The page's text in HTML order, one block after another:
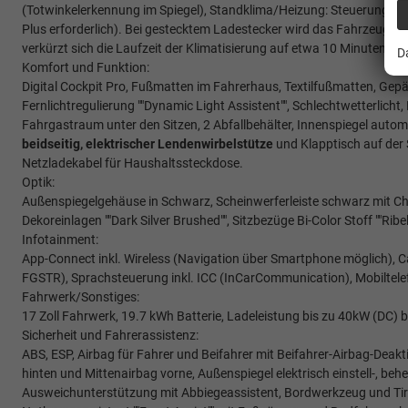
(Totwinkelerkennung im Spiegel), Standklima/Heizung: Steuerung
Plus erforderlich). Bei gestecktem Ladestecker wird das Fahrzeug
verkürzt sich die Laufzeit der Klimatisierung auf etwa 10 Minuten,
Komfort und Funktion:
Digital Cockpit Pro, Fußmatten im Fahrerhaus, Textilfußmatten,
Fernlichtregulierung ""Dynamic Light Assistent"",
Fahrgastraum unter den Sitzen, 2 Abfallbehälter, Innenspiegel
beidseitig,elektrischer Lendenwirbelstütze und Klapptisch auf der
Netzladekabel für Haushaltssteckdose.
Optik:
Außenspiegelgehäuse in Schwarz, Scheinwerferleiste schwarz mit
Dekoreinlagen ""Dark Silver Brushed"", Sitzbezüge Bi-Color Stoff
Infotainment:
App-Connect inkl. Wireless (Navigation über Smartphone möglich),
FGSTR), Sprachsteuerung inkl. ICC (InCarCommunication),
Fahrwerk/Sonstiges:
17 Zoll Fahrwerk, 19.7 kWh Batterie, Ladeleistung bis zu 40kW (DC)
Sicherheit und Fahrerassistenz:
ABS, ESP, Airbag für Fahrer und Beifahrer mit Beifahrer-Airbag-
hinten und Mittenairbag vorne, Außenspiegel elektrisch einstell-,
Ausweichunterstützung mit Abbiegeassistent, Bordwerkzeug und